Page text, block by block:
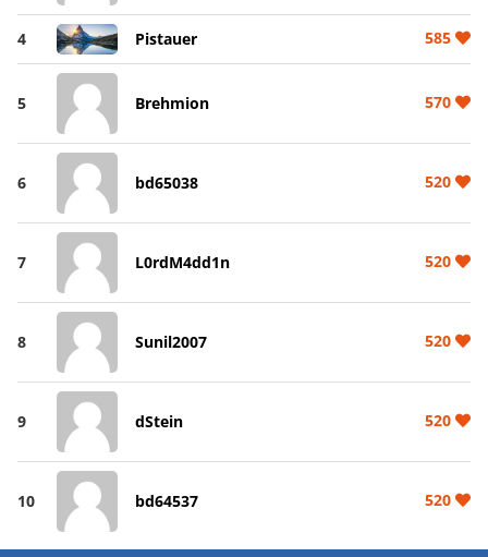
4 Pistauer 585
5 Brehmion 570
6 bd65038 520
7 L0rdM4dd1n 520
8 Sunil2007 520
9 dStein 520
10 bd64537 520